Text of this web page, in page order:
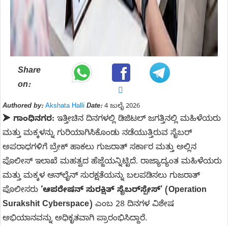
Share
on:
Authored by: Akshata Halli Date:4 ಜುಲೈ 2026
➤ ಗಾಂಧಿನಗರ: ಇತ್ತೀಚಿನ ದಿನಗಳಲ್ಲಿ ಡಿಜಿಟಲ್ ಜಗತ್ತಿನಲ್ಲಿ ಮಹಿಳೆಯರು
ಮತ್ತು ಮಕ್ಕಳನ್ನು ಗುರಿಯಾಗಿಸಿಕೊಂಡು ನಡೆಯುತ್ತಿರುವ ಸೈಬರ್
ಅಪರಾಧಗಳಿಗೆ ಬ್ರೇಕ್ ಹಾಕಲು ಗುಜರಾತ್ ಸರ್ಕಾರ ಮತ್ತು ಅಲ್ಲಿನ
ಪೊಲೀಸ್ ಇಲಾಖೆ ಮಹತ್ವದ ಹೆಜ್ಜೆಯನ್ನಿಟ್ಟಿದೆ. ರಾಜ್ಯಾದ್ಯಂತ ಮಹಿಳೆಯರು
ಮತ್ತು ಮಕ್ಕಳ ಆನ್‌ಲೈನ್ ಸುರಕ್ಷತೆಯನ್ನು ಬಲಪಡಿಸಲು ಗುಜರಾತ್
ಪೊಲೀಸರು ‘ಆಪರೇಷನ್ ಸುರಕ್ಷಿತ್ ಸೈಬರ್‌ಸ್ಪೇಸ್’ (Operation
Surakshit Cyberspace) ಎಂಬ 28 ದಿನಗಳ ವಿಶೇಷ
ಅಭಿಯಾನವನ್ನು ಅಧಿಕೃತವಾಗಿ ಪ್ರಾರಂಭಿಸಿದ್ದಾರೆ.